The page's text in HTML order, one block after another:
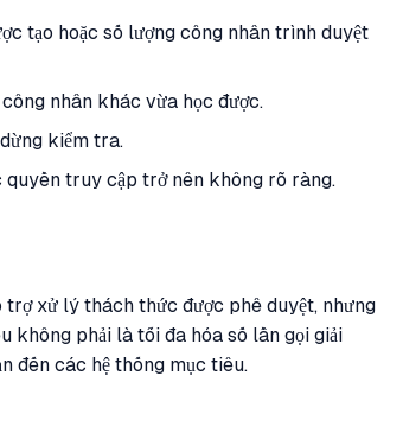
tạo hoặc số lượng công nhân trình duyệt
nhân khác vừa học được.
kiểm tra.
quyền truy cập trở nên không rõ ràng.
trợ xử lý thách thức được phê duyệt, nhưng
không phải là tối đa hóa số lần gọi giải
đến các hệ thống mục tiêu.